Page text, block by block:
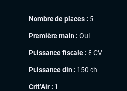
Nombre de places : 5
Première main : Oui
Puissance fiscale : 8 CV
Puissance din : 150 ch
Crit’Air : 1